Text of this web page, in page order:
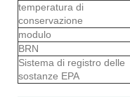
temperatura di
conservazione
modulo
BRN
Sistema di registro delle
sostanze EPA